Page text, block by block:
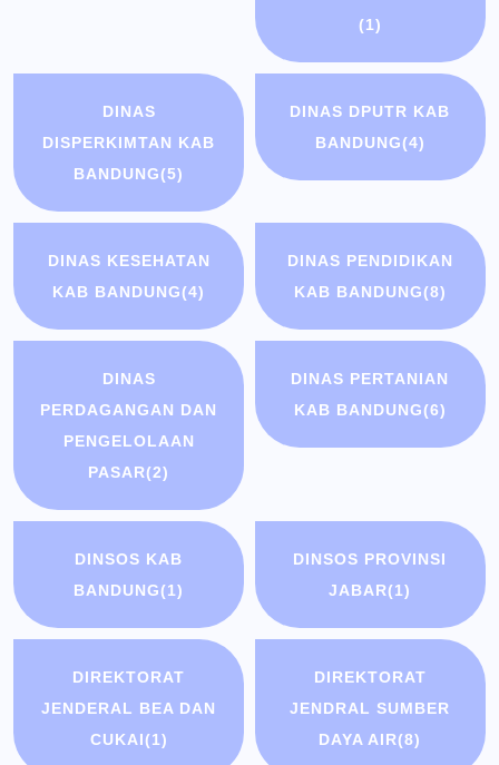
(1)
DINAS
DISPERKIMTAN KAB
BANDUNG(5)
DINAS DPUTR KAB
BANDUNG(4)
DINAS KESEHATAN
KAB BANDUNG(4)
DINAS PENDIDIKAN
KAB BANDUNG(8)
DINAS
PERDAGANGAN DAN
PENGELOLAAN
PASAR(2)
DINAS PERTANIAN
KAB BANDUNG(6)
DINSOS KAB
BANDUNG(1)
DINSOS PROVINSI
JABAR(1)
DIREKTORAT
JENDERAL BEA DAN
CUKAI(1)
DIREKTORAT
JENDRAL SUMBER
DAYA AIR(8)